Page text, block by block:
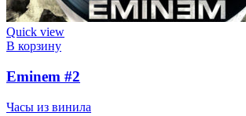
Quick view
В корзину
Eminem #2
Часы из винила